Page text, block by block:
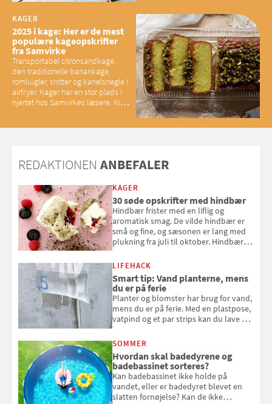
KAGER
2025 i kage: Her er de mest
populære kageopskrifter
fra Samvirke
Transportabel citronsandkage,
den traditionelle banankage,
romkugler, snitter og kanelsnegle i
airfryer. Kager har en stor plads i
hjertet hos Samvirkes læsere. Kig
REDAKTIONEN ANBEFALER
KAGER
30 søde opskrifter med hindbær
Hindbær frister med en liflig og
aromatisk smag. De vilde hindbær er
små og fine, og sæsonen er lang med
plukning fra juli til oktober. Hindbær
kan bruge dine hindbær i alt fra
bagværk og salater til is og syltning.
LIFEHACK
Smart tip: Vand planterne, mens
du er på ferie
Planter og blomster har brug for vand,
mens du er på ferie. Med en plastpose,
vatpind og et par strips kan du lave dit
at bede naboen om at vande eller
komme hjem til døde planter
SOMMER
Hvordan skal badedyrene og
badebassinet sorteres?
Kan badebassinet ikke holde på
vandet, eller er badedyret blevet en
slatten fornøjelse? Kan de ikke